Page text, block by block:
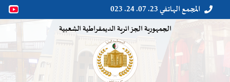

 المجمع الهاتفي 23. 07. 24. 023
الجمهورية الجزائرية الديمقراطية الشعبية